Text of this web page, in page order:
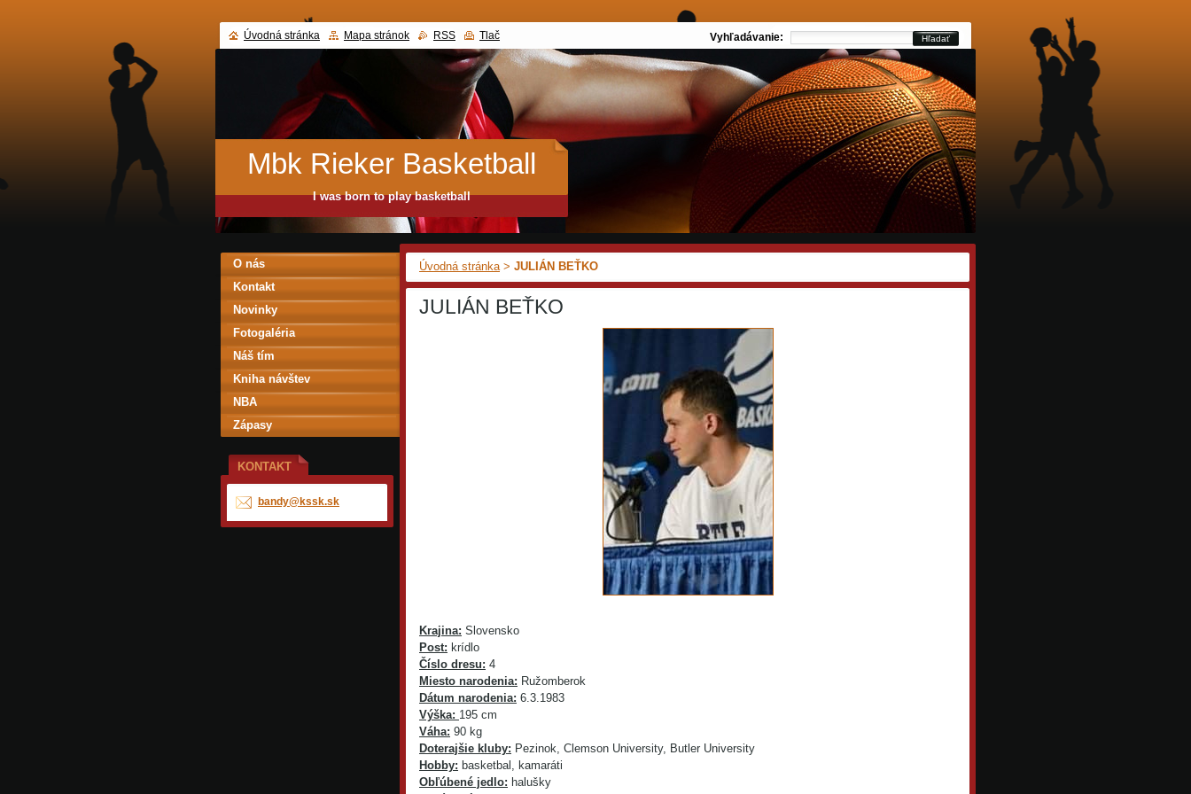
Mbk Rieker Basketball
I was born to play basketball
Úvodná stránka > JULIÁN BEŤKO
JULIÁN BEŤKO
Krajina: Slovensko
Post: krídlo
Číslo dresu: 4
Miesto narodenia: Ružomberok
Dátum narodenia: 6.3.1983
Výška: 195 cm
Váha: 90 kg
Doterajšie kluby: Pezinok, Clemson University, Butler University
Hobby: basketbal, kamaráti
Obľúbené jedlo: halušky
O nás
Kontakt
Novinky
Fotogaléria
Náš tím
Kniha návštev
NBA
Zápasy
KONTAKT
bandy@kssk.sk
Úvodná stránka Mapa stránok RSS Tlač Vyhľadávanie: Hľadať